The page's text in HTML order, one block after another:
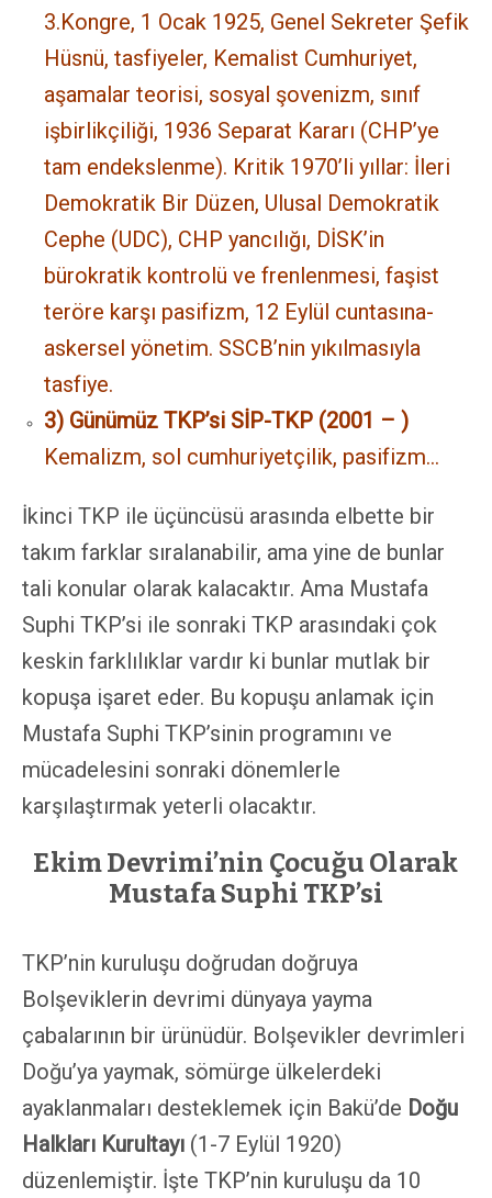
3.Kongre, 1 Ocak 1925, Genel Sekreter Şefik
Hüsnü, tasfiyeler, Kemalist Cumhuriyet,
aşamalar teorisi, sosyal şovenizm, sınıf
işbirlikçiliği, 1936 Separat Kararı (CHP’ye
tam endekslenme). Kritik 1970’li yıllar: İleri
Demokratik Bir Düzen, Ulusal Demokratik
Cephe (UDC), CHP yancılığı, DİSK’in
bürokratik kontrolü ve frenlenmesi, faşist
teröre karşı pasifizm, 12 Eylül cuntasına-
askersel yönetim. SSCB’nin yıkılmasıyla
tasfiye.
3) Günümüz TKP’si SİP-TKP (2001 – )
Kemalizm, sol cumhuriyetçilik, pasifizm…
İkinci TKP ile üçüncüsü arasında elbette bir
takım farklar sıralanabilir, ama yine de bunlar
tali konular olarak kalacaktır. Ama Mustafa
Suphi TKP’si ile sonraki TKP arasındaki çok
keskin farklılıklar vardır ki bunlar mutlak bir
kopuşa işaret eder. Bu kopuşu anlamak için
Mustafa Suphi TKP’sinin programını ve
mücadelesini sonraki dönemlerle
karşılaştırmak yeterli olacaktır.
Ekim Devrimi’nin Çocuğu Olarak
Mustafa Suphi TKP’si
TKP’nin kuruluşu doğrudan doğruya
Bolşeviklerin devrimi dünyaya yayma
çabalarının bir ürünüdür. Bolşevikler devrimleri
Doğu’ya yaymak, sömürge ülkelerdeki
ayaklanmaları desteklemek için Bakü’de Doğu
Halkları Kurultayı (1-7 Eylül 1920)
düzenlemiştir. İşte TKP’nin kuruluşu da 10